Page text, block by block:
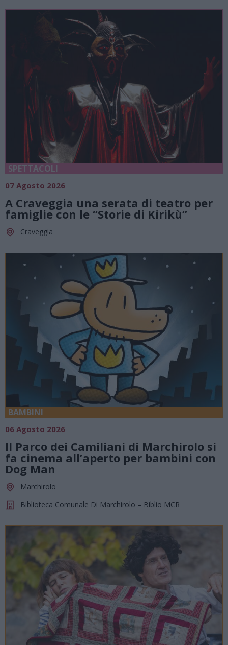
SPETTACOLI
07 Agosto 2026
A Craveggia una serata di teatro per
famiglie con le “Storie di Kirikù”
Craveggia
BAMBINI
06 Agosto 2026
Il Parco dei Camiliani di Marchirolo si
fa cinema all’aperto per bambini con
Dog Man
Marchirolo
Biblioteca Comunale Di Marchirolo – Biblio MCR